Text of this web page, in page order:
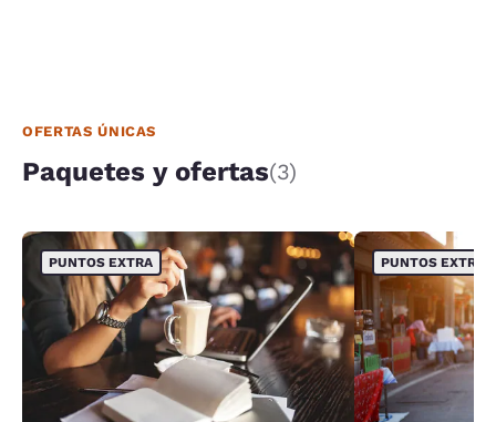
OFERTAS ÚNICAS
Paquetes y ofertas(3)
PUNTOS EXTRA PUNTOS EXTRA